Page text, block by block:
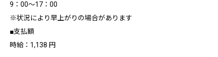
9：00～17：00
※状況により早上がりの場合があります
■支払額
時給：1,138 円